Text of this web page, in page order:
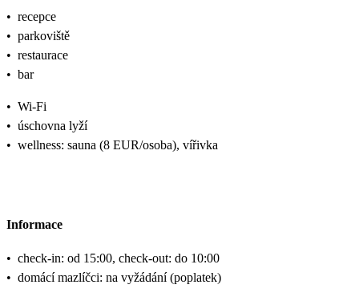
• recepce
• parkoviště
• restaurace
• bar
• Wi-Fi
• úschovna lyží
• wellness: sauna (8 EUR/osoba), vířivka
Informace
• check-in: od 15:00, check-out: do 10:00
• domácí mazlíčci: na vyžádání (poplatek)